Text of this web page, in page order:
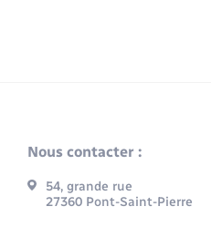
Nous contacter :
54, grande rue
27360 Pont-Saint-Pierre